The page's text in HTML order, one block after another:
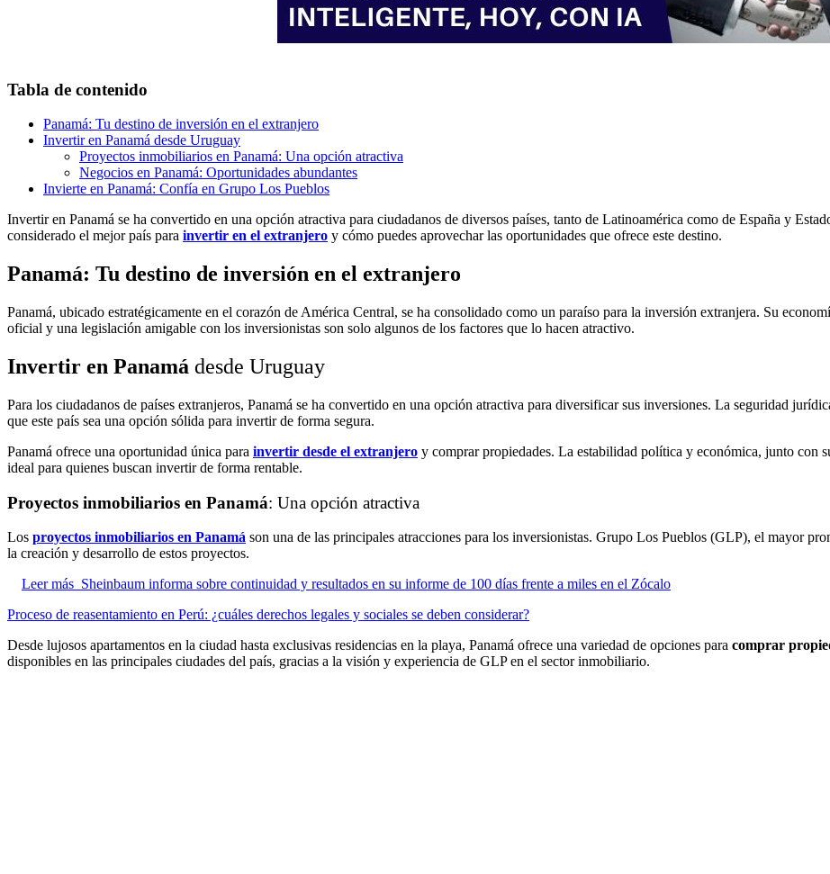
Tabla de contenido
Panamá: Tu destino de inversión en el extranjero
Invertir en Panamá desde Uruguay
Proyectos inmobiliarios en Panamá: Una opción atractiva
Negocios en Panamá: Oportunidades abundantes
Invierte en Panamá: Confía en Grupo Los Pueblos
Invertir en Panamá se ha convertido en una opción atractiva para ciudadanos de diversos países, tanto de Latinoamérica como de España y
considerado el mejor país para invertir en el extranjero y cómo puedes aprovechar las oportunidades que ofrece este destino.
Panamá: Tu destino de inversión en el extranjero
Panamá, ubicado estratégicamente en el corazón de América Central, se ha consolidado como un paraíso para la inversión extranjera. Su
oficial y una legislación amigable con los inversionistas son solo algunos de los factores que lo hacen atractivo.
Invertir en Panamá desde Uruguay
Para los ciudadanos de países extranjeros, Panamá se ha convertido en una opción atractiva para diversificar sus inversiones. La seguridad
que este país sea una opción sólida para invertir de forma segura.
Panamá ofrece una oportunidad única para invertir desde el extranjero y comprar propiedades. La estabilidad política y económica, junto con
ideal para quienes buscan invertir de forma rentable.
Proyectos inmobiliarios en Panamá: Una opción atractiva
Los proyectos inmobiliarios en Panamá son una de las principales atracciones para los inversionistas. Grupo Los Pueblos (GLP), el mayor
la creación y desarrollo de estos proyectos.
Leer más Sheinbaum informa sobre continuidad y resultados en su informe de 100 días frente a miles en el Zócalo
Proceso de reasentamiento en Perú: ¿cuáles derechos legales y sociales se deben considerar?
Desde lujosos apartamentos en la ciudad hasta exclusivas residencias en la playa, Panamá ofrece una variedad de opciones para comprar
disponibles en las principales ciudades del país, gracias a la visión y experiencia de GLP en el sector inmobiliario.